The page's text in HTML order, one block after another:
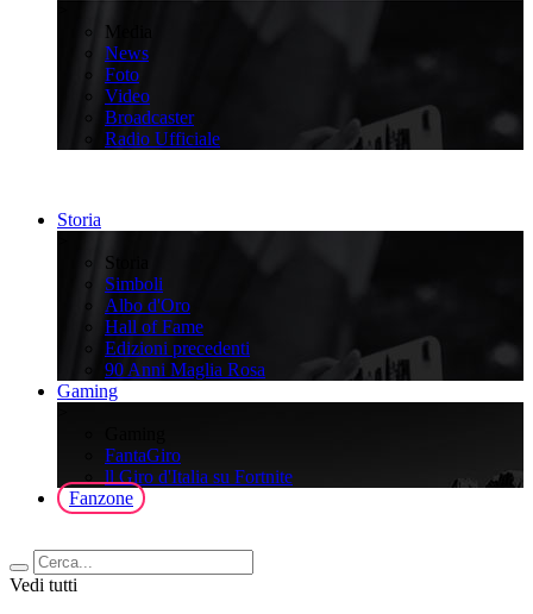
Media
News
Foto
Video
Broadcaster
Radio Ufficiale
Storia
Storia
Simboli
Albo d'Oro
Hall of Fame
Edizioni precedenti
90 Anni Maglia Rosa
Gaming
FantaGiro
ll Giro d'Italia su Fortnite
Fanzone
Vedi tutti